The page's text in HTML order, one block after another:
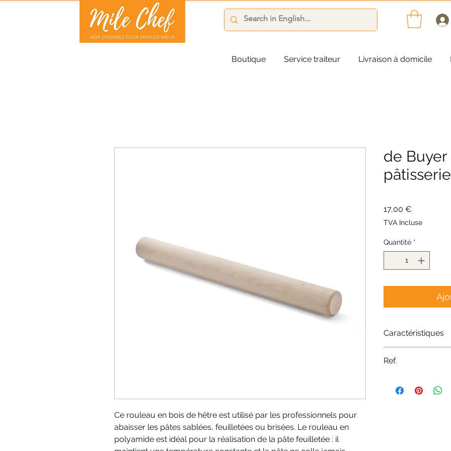
Boutique Service traiteur Livraison à domicile
Ce rouleau en bois de hêtre est utilisé par les professionnels pour
abaisser les pâtes sablées, feuilletées ou brisées. Le rouleau en
polyamide est idéal pour la réalisation de la pâte feuilletée : il
de
17,00 €
TVA Incluse
Quantité *
Caractéristiques
Matériau - Bois
Ref.